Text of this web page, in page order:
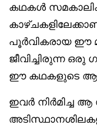
കഥകൾ
പൂർവികരായ ഈ
ജീവിച്ചിരുന്ന
ഈ കഥകളുടെ
ഇവർ നിർമിച്ച